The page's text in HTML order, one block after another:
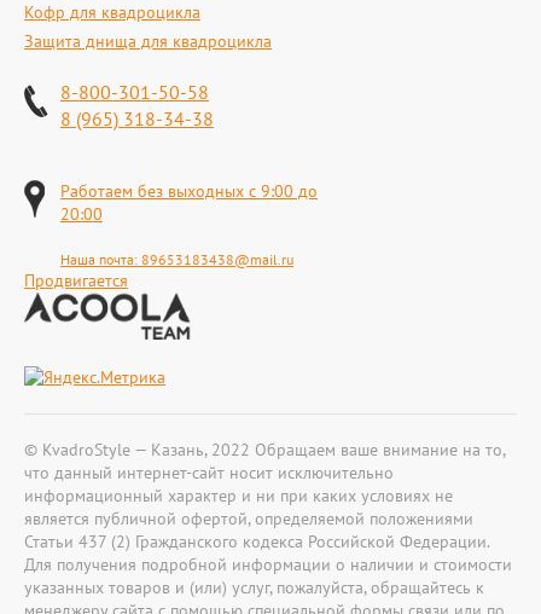
Кофр для квадроцикла
Защита днища для квадроцикла
8-800-301-50-58
8 (965) 318-34-38
Работаем без выходных с 9:00 до
20:00
Наша почта: 89653183438@mail.ru
Продвигается
© KvadroStyle — Казань, 2022 Обращаем ваше внимание на то,
что данный интернет-сайт носит исключительно
информационный характер и ни при каких условиях не
является публичной офертой, определяемой положениями
Статьи 437 (2) Гражданского кодекса Российской Федерации.
Для получения подробной информации о наличии и стоимости
указанных товаров и (или) услуг, пожалуйста, обращайтесь к